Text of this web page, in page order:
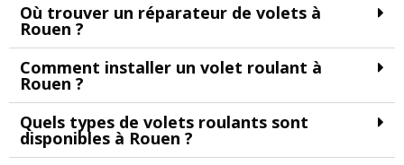
Où trouver un réparateur de volets à
Rouen ?
Comment installer un volet roulant à
Rouen ?
Quels types de volets roulants sont
disponibles à Rouen ?